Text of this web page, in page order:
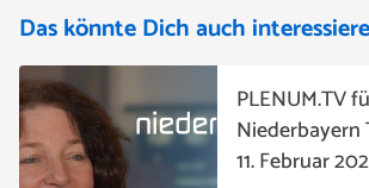
Das könnte Dich auch
PLENUM.TV
Niederbayern
11. Februar